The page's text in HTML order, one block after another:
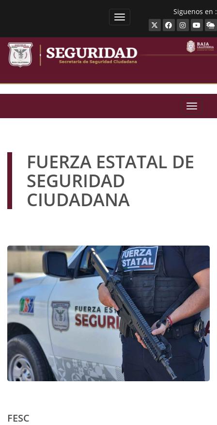
SECRETARíA DE SEGURIDAD
Siguenos en :
FUERZA ESTATAL DE
SEGURIDAD
CIUDADANA
FESC